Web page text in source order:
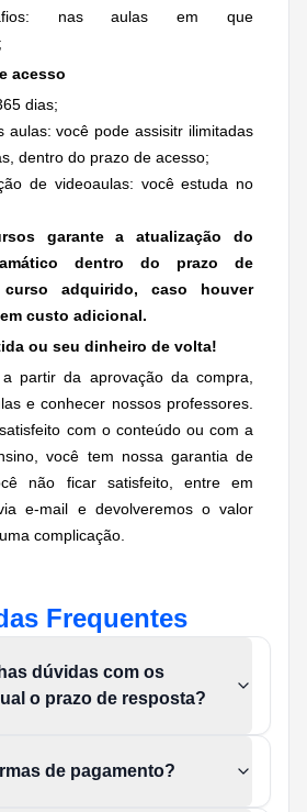
nas aulas em que
acesso
dias;
aulas: você pode assisitr ilimitadas
dentro do prazo de acesso;
de videoaulas: você estuda no
garante a atualização do
dentro do prazo de
adquirido, caso houver
custo adicional.
ou seu dinheiro de volta!
partir da aprovação da compra,
e conhecer nossos professores.
com o conteúdo ou com a
você tem nossa garantia de
não ficar satisfeito, entre em
e-mail e devolveremos o valor
complicação.
Frequentes
dúvidas com os
o prazo de resposta?
de pagamento?